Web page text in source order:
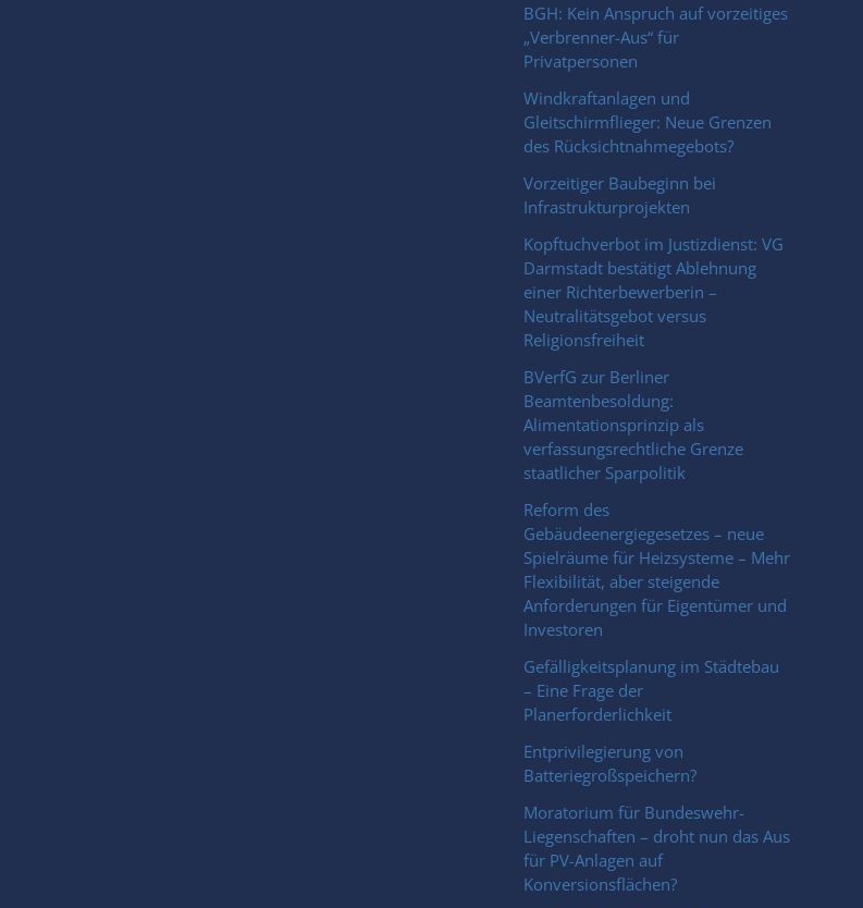
BGH: Kein Anspruch auf vorzeitiges
„Verbrenner-Aus“ für
Privatpersonen
Windkraftanlagen und
Gleitschirmflieger: Neue Grenzen
des Rücksichtnahmegebots?
Vorzeitiger Baubeginn bei
Infrastrukturprojekten
Kopftuchverbot im Justizdienst: VG
Darmstadt bestätigt Ablehnung
einer Richterbewerberin –
Neutralitätsgebot versus
Religionsfreiheit
BVerfG zur Berliner
Beamtenbesoldung:
Alimentationsprinzip als
verfassungsrechtliche Grenze
staatlicher Sparpolitik
Reform des
Gebäudeenergiegesetzes – neue
Spielräume für Heizsysteme – Mehr
Flexibilität, aber steigende
Anforderungen für Eigentümer und
Investoren
Gefälligkeitsplanung im Städtebau
– Eine Frage der
Planerforderlichkeit
Entprivilegierung von
Batteriegroßspeichern?
Moratorium für Bundeswehr-
Liegenschaften – droht nun das Aus
für PV-Anlagen auf
Konversionsflächen?